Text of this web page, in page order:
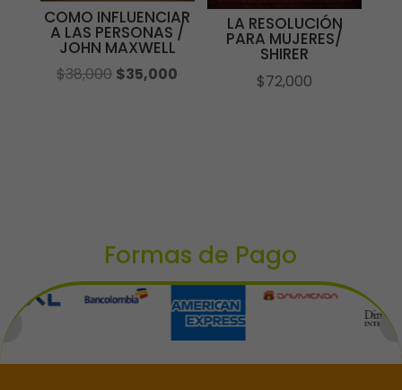
COMO INFLUENCIAR
A LAS PERSONAS /
JOHN MAXWELL
$38,000 El
$35,000
LA RESOLUCIÓN
PARA MUJERES/
SHIRER
$72,000
Formas de Pago